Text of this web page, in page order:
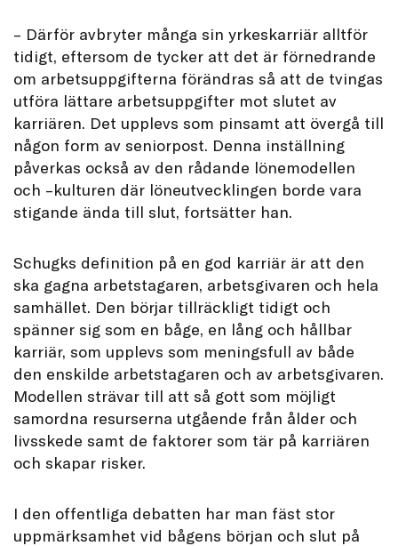
– Därför avbryter många sin yrkeskarriär alltför
tidigt, eftersom de tycker att det är förnedrande
om arbetsuppgifterna förändras så att de tvingas
utföra lättare arbetsuppgifter mot slutet av
karriären. Det upplevs som pinsamt att övergå till
någon form av seniorpost. Denna inställning
påverkas också av den rådande lönemodellen
och –kulturen där löneutvecklingen borde vara
stigande ända till slut, fortsätter han.
Schugks definition på en god karriär är att den
ska gagna arbetstagaren, arbetsgivaren och hela
samhället. Den börjar tillräckligt tidigt och
spänner sig som en båge, en lång och hållbar
karriär, som upplevs som meningsfull av både
den enskilde arbetstagaren och av arbetsgivaren.
Modellen strävar till att så gott som möjligt
samordna resurserna utgående från ålder och
livsskede samt de faktorer som tär på karriären
och skapar risker.
I den offentliga debatten har man fäst stor
uppmärksamhet vid bågens början och slut på